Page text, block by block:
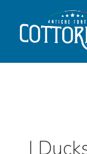
contenuto
Negozio
I